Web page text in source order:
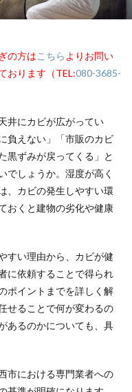
の方はこちら よりお問い
おります（TEL:080-3685-
井にカビが広がってい
負えない」「市販のカビ
黒ずみが戻ってくる」と
でしょうか。湿度が高く
、カビの発生しやすい環
おくと建物の劣化や健康
すい理由から、カビが健
に依頼することで得られ
ポイントまでを詳しく解
せることで何が変わるの
あるのかについても、具
市における専門業者への